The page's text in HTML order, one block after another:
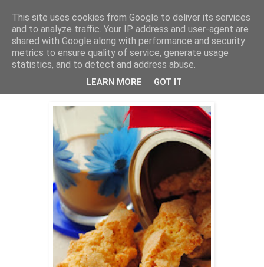
THURSDAYSCOOKING
nedjelja, 15. prosinca 2013.
This site uses cookies from Google to deliver its services
and to analyze traffic. Your IP address and user-agent are
shared with Google along with performance and security
metrics to ensure quality of service, generate usage
statistics, and to detect and address abuse.
LEARN MORE GOT IT